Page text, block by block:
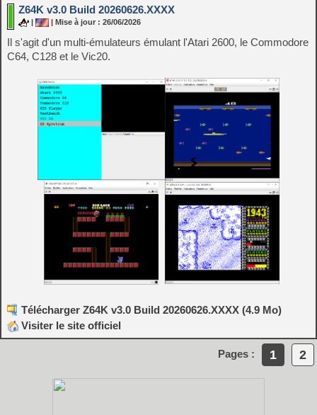
Z64K v3.0 Build 20260626.XXXX
| | Mise à jour : 26/06/2026
Il s'agit d'un multi-émulateurs émulant l'Atari 2600, le Commodore
C64, C128 et le Vic20.
Télécharger Z64K v3.0 Build 20260626.XXXX (4.9 Mo)
Visiter le site officiel
Pages : 1 2